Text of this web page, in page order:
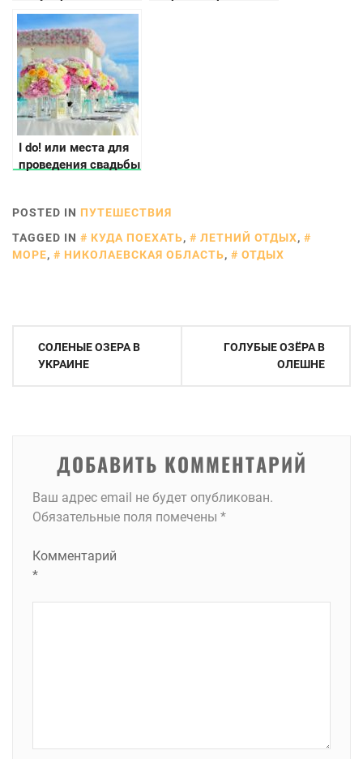
для летнего отдыха
в Карпатах
I do! или места для
проведения свадьбы
POSTED IN ПУТЕШЕСТВИЯ
TAGGED IN
КУДА ПОЕХАТЬ, ЛЕТНИЙ ОТДЫХ,
МОРЕ, НИКОЛАЕВСКАЯ ОБЛАСТЬ, ОТДЫХ
Навигация
СОЛЕНЫЕ ОЗЕРА В
УКРАИНЕ
ГОЛУБЫЕ ОЗЁРА В
ОЛЕШНЕ
ДОБАВИТЬ КОММЕНТАРИЙ
Ваш адрес email не будет опубликован.
Обязательные поля помечены *
Комментарий
*